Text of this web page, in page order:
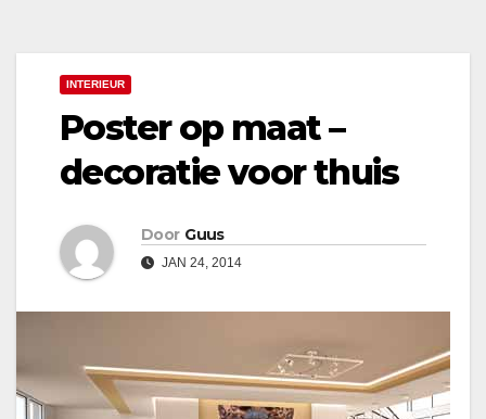
INTERIEUR
Poster op maat –
decoratie voor thuis
Door Guus
JAN 24, 2014